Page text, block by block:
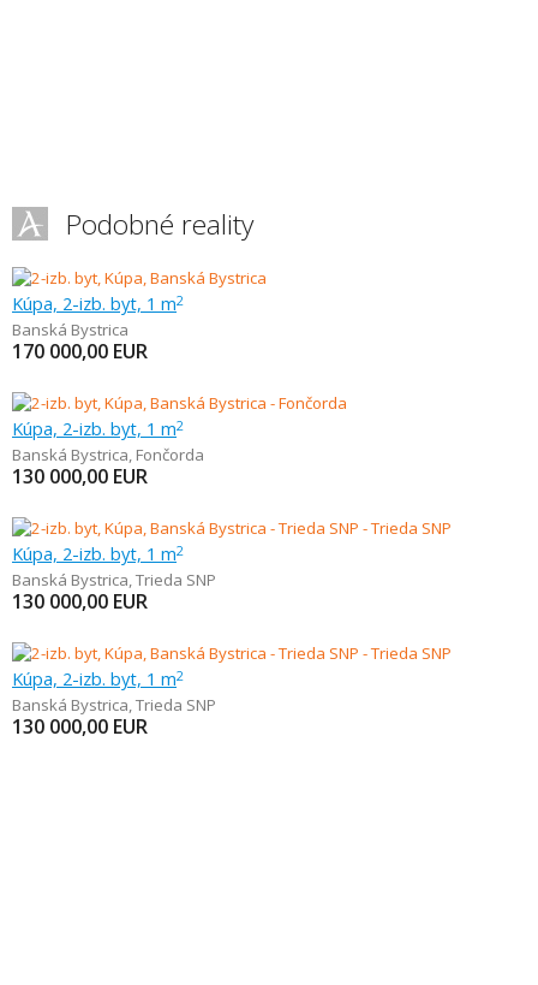
Podobné reality
Kúpa, 2-izb. byt, 1 m2
Banská Bystrica
170 000,00 EUR
Kúpa, 2-izb. byt, 1 m2
Banská Bystrica, Fončorda
130 000,00 EUR
Kúpa, 2-izb. byt, 1 m2
Banská Bystrica,Trieda SNP
130 000,00 EUR
Kúpa, 2-izb. byt, 1 m2
Banská Bystrica,Trieda SNP
130 000,00 EUR